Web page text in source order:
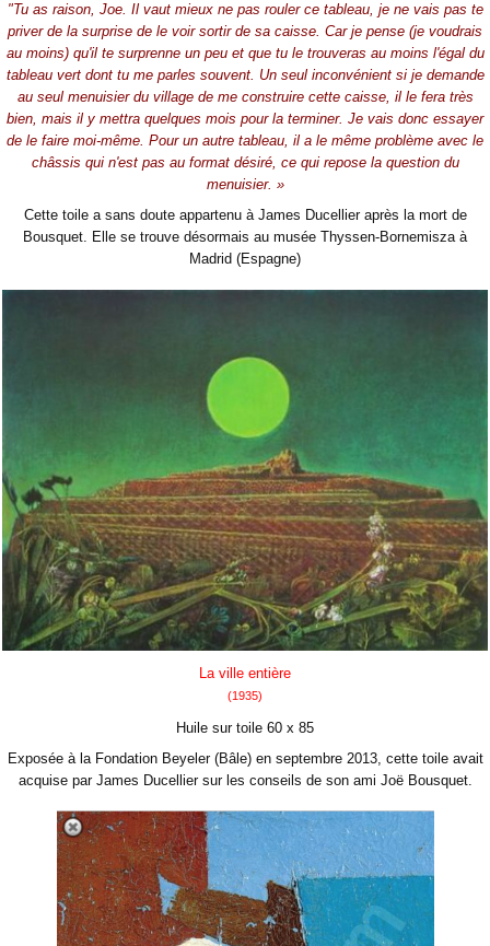
"Tu as raison, Joe. Il vaut mieux ne pas rouler ce tableau, je ne vais pas te
priver de la surprise de le voir sortir de sa caisse. Car je pense (je voudrais
au moins) qu'il te surprenne un peu et que tu le trouveras au moins l'égal du
tableau vert dont tu me parles souvent. Un seul inconvénient si je demande
au seul menuisier du village de me construire cette caisse, il le fera très
bien, mais il y mettra quelques mois pour la terminer. Je vais donc essayer
de le faire moi-même. Pour un autre tableau, il a le même problème avec le
châssis qui n'est pas au format désiré, ce qui repose la question du
menuisier. »
Cette toile a sans doute appartenu à James Ducellier après la mort de
Bousquet. Elle se trouve désormais au musée Thyssen-Bornemisza à
Madrid (Espagne)
La ville entière
(1935)
Huile sur toile 60 x 85
Exposée à la Fondation Beyeler (Bâle) en septembre 2013, cette toile avait
acquise par James Ducellier sur les conseils de son ami Joë Bousquet.